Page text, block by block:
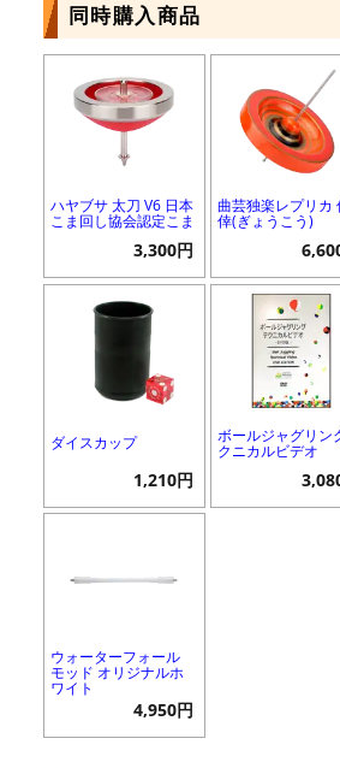
同時購入商品
ハヤブサ 太刀 V6 日本
こま回し協会認定こま
3,300円
曲芸独楽レプリカ
倖(ぎょうこう)
ダイスカップ
1,210円
ボールジャグリン
クニカルビデオ
ウォーターフォール
モッド オリジナルホ
ワイト
4,950円